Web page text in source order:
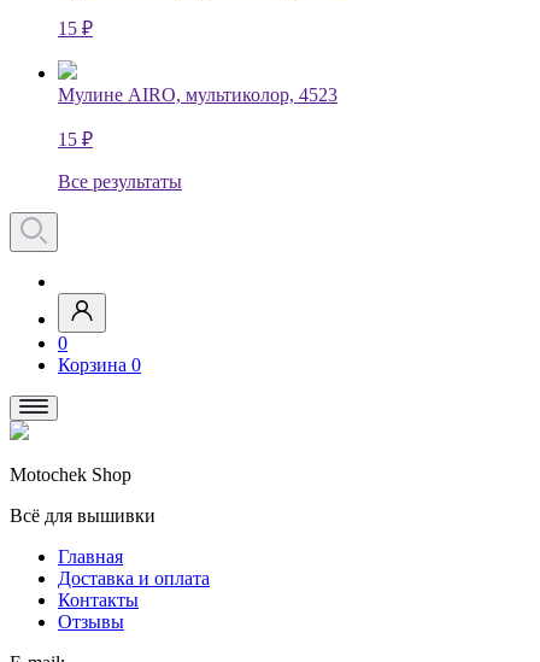
15 ₽
Мулине AIRO, мультиколор, 4523
15 ₽
Все результаты
0
Корзина 0
Motochek Shop
Всё для вышивки
Главная
Доставка и оплата
Контакты
Отзывы